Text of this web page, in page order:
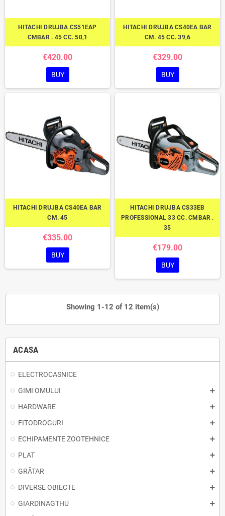
ACASA
ELECTROCASNICE
GIMI OMULUI
HARDWARE
FITODROGURI
ECHIPAMENTE ZOOTEHNICE
PLAT
GRĂTAR
DIVERSE OBIECTE
GIARDINAGTHU
HITACHI DRUJBA CS51EAP
CMBAR . 45 CC. 50,1
€420.00
BUY
HITACHI DRUJBA CS40EA BAR
CM. 45 CC. 39,6
€329.00
BUY
HITACHI DRUJBA CS40EA BAR
CM. 45
€335.00
BUY
HITACHI DRUJBA CS33EB
PROFESSIONAL 33 CC. CMBAR .
35
€179.00
BUY
Showing 1-12 of 12 item(s)